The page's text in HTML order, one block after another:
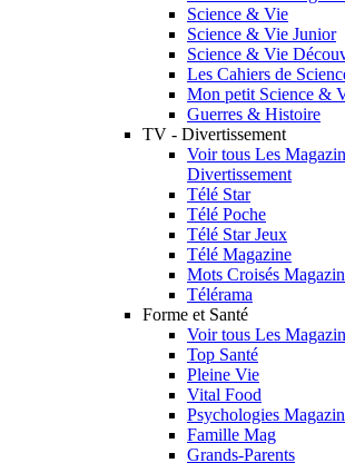
Science & Vie
Science & Vie Junior
Science & Vie
Les Cahiers de
Mon petit Science &
Guerres & Histoire
TV - Divertissement
Voir tous Les
Divertissement
Télé Star
Télé Poche
Télé Star Jeux
Télé Magazine
Mots Croisés
Télérama
Forme et Santé
Voir tous Les
Top Santé
Pleine Vie
Vital Food
Psychologies
Famille Mag
Grands-Parents